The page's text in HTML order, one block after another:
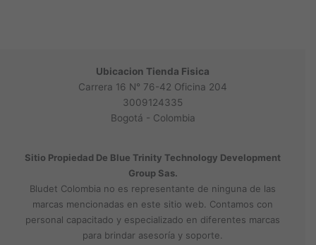
Ubicacion Tienda Fisica
Carrera 16 N° 76-42 Oficina 204
3009124335
Bogotá - Colombia
Sitio Propiedad De Blue Trinity Technology Development
Group Sas.
Bludet Colombia no es representante de ninguna de las
marcas mencionadas en este sitio web. Contamos con
personal capacitado y especializado en diferentes marcas
para brindar asesoría y soporte.